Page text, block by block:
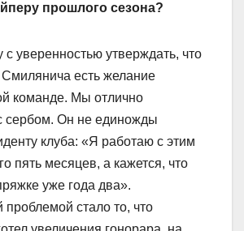
прошлого сезона?
с уверенностью утверждать, что
есть желание
команде. Мы отлично
сербом. Он не единожды
клуба: «Я работаю с этим
пять месяцев, а кажется, что
уже года два».
проблемой стало то, что